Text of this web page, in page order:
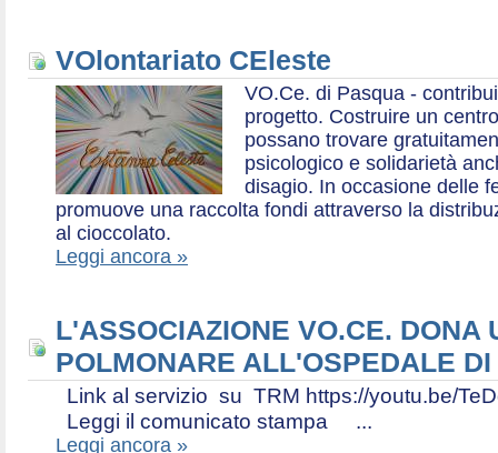
VOlontariato CEleste
VO.Ce. di Pasqua -
progetto. Costruire un
possano trovare
psicologico e solidarietà
disagio. In occasione delle
promuove una raccolta fondi attraverso la
al cioccolato.
Leggi ancora »
L'ASSOCIAZIONE VO.CE. DONA
POLMONARE ALL'OSPEDALE
Link al servizio su TRM https://youtu.be/
Leggi il comunicato stampa ...
Leggi ancora »